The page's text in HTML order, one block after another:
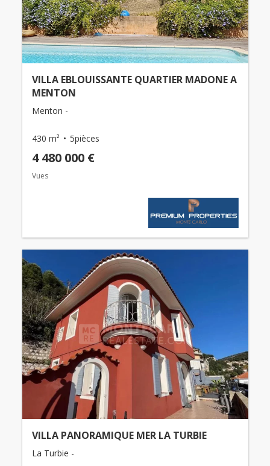
VILLA EBLOUISSANTE QUARTIER MADONE A
MENTON
Menton -
430 m² 5pièces
4 480 000 €
Vues
VILLA PANORAMIQUE MER LA TURBIE
La Turbie -